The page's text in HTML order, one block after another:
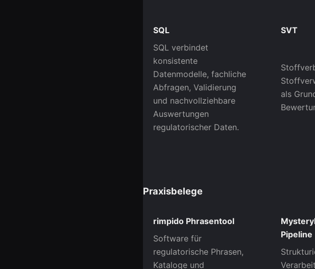
SQL
SQL verbindet
konsistente
Datenmodelle, fachliche
Abfragen, Validierung
und nachvollziehbare
Auswertungen
regulatorischer Daten.
SVT
als
Praxisbelege
rimpido Phrasentool
Software für
regulatorische Phrasen,
Kataloge und
Pipeline